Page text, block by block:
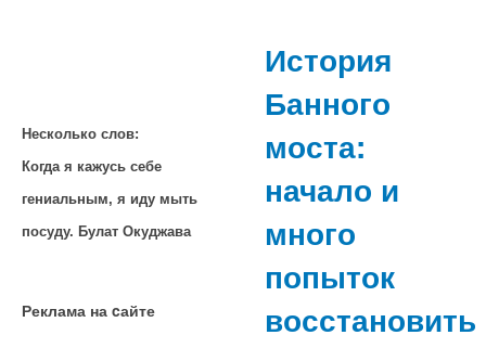
Несколько слов:
Когда я кажусь себе
гениальным, я иду мыть
посуду. Булат Окуджава
Реклама на cайте
История
Банного
моста:
начало и
много
попыток
восстановить